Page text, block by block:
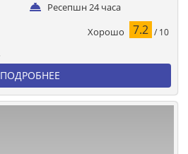
Ресепшн 24 часа
Хорошо 7.2 / 10
ПОДРОБНЕЕ